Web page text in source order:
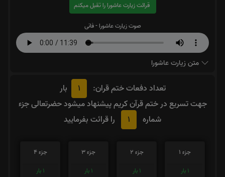
قرائت زیارت عاشورا را تقبل میکنم
صوت زیارت عاشورا - فانی
متن زیارت عاشورا
تعداد دفعات ختم قران: 1
بار
جهت تسریع در ختم قرآن کریم پیشنهاد میشود حضرتعالی جزء
شماره
1 را قرائت بفرمایید
جزء 1
1 بار
جزء 2
1 بار
جزء 3
1 بار
جزء 4
1 بار